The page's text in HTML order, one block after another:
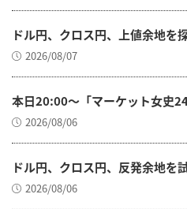
ドル円、クロス円、上値余地を探
2026/08/07
本日20:00～「マーケット女史
2026/08/06
ドル円、クロス円、反発余地を試
2026/08/06